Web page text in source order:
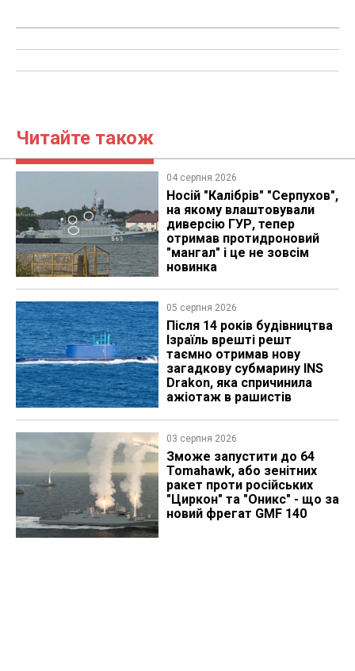
Читайте також
04 серпня 2026
Носій "Калібрів" "Серпухов",
на якому влаштовували
диверсію ГУР, тепер
отримав протидроновий
"мангал" і це не зовсім
новинка
05 серпня 2026
Після 14 років будівництва
Ізраїль врешті решт
таємно отримав нову
загадкову субмарину INS
Drakon, яка спричинила
ажіотаж в рашистів
03 серпня 2026
Зможе запустити до 64
Tomahawk, або зенітних
ракет проти російських
"Циркон" та "Оникс" - що за
новий фрегат GMF 140